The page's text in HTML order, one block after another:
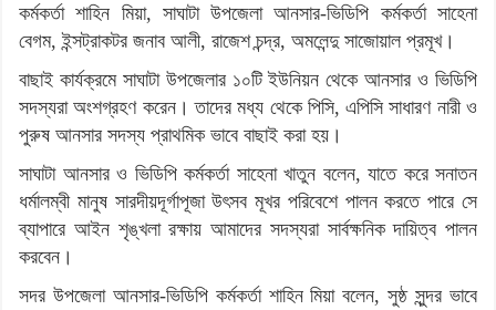
কর্মকর্তা শাহিন মিয়া, সাঘাটা উপজেলা আনসার-ভিডিপি কর্মকর্তা সাহেনা
বেগম, ইন্সট্রাকটর জনাব আলী, রাজেশ চন্দ্র, অমলেন্দু সাজোয়াল প্রমূখ।
বাছাই কার্যক্রমে সাঘাটা উপজেলার ১০টি ইউনিয়ন থেকে আনসার ও ভিডিপি
সদস্যরা অংশগ্রহণ করেন। তাদের মধ্য থেকে পিসি, এপিসি সাধারণ নারী ও
পুরুষ আনসার সদস্য প্রাথমিক ভাবে বাছাই করা হয়।
সাঘাটা আনসার ও ভিডিপি কর্মকর্তা সাহেনা খাতুন বলেন, যাতে করে সনাতন
ধর্মালম্বী মানুষ সারদীয়দূর্গাপূজা উৎসব মূখর পরিবেশে পালন করতে পারে সে
ব্যাপারে আইন শৃঙ্খলা রক্ষায় আমাদের সদস্যরা সার্বক্ষনিক দায়িত্ব পালন
করবেন।
সদর উপজেলা আনসার-ভিডিপি কর্মকর্তা শাহিন মিয়া বলেন, সুষ্ঠ সুন্দর ভাবে